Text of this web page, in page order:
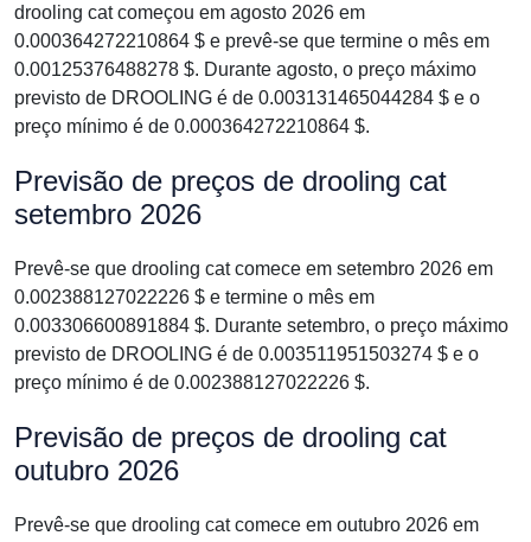
drooling cat começou em agosto 2026 em
0.000364272210864 $ e prevê-se que termine o mês em
0.00125376488278 $. Durante agosto, o preço máximo
previsto de DROOLING é de 0.003131465044284 $ e o
preço mínimo é de 0.000364272210864 $.
Previsão de preços de drooling cat
setembro 2026
Prevê-se que drooling cat comece em setembro 2026 em
0.002388127022226 $ e termine o mês em
0.003306600891884 $. Durante setembro, o preço máximo
previsto de DROOLING é de 0.003511951503274 $ e o
preço mínimo é de 0.002388127022226 $.
Previsão de preços de drooling cat
outubro 2026
Prevê-se que drooling cat comece em outubro 2026 em